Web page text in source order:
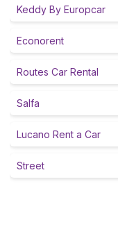
Keddy By Europcar
Econorent
Routes Car Rental
Salfa
Lucano Rent a Car
Street